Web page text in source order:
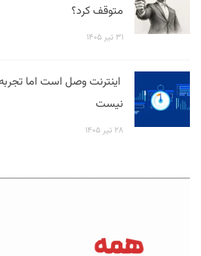
متوقف کرد؟
۳۱ تیر ۱۴۰۵
اینترنت وصل است اما
نیست
۲۸ تیر ۱۴۰۵